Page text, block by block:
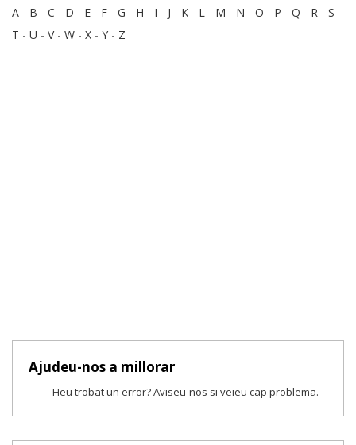
A - B - C - D - E - F - G - H - I - J - K - L - M - N - O - P - Q - R - S -
T - U - V- W - X - Y - Z
Ajudeu-nos a millorar
Heu trobat un error? Aviseu-nos si veieu cap problema.